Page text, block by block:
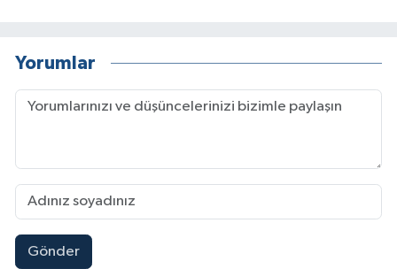
Yorumlar
Gönder